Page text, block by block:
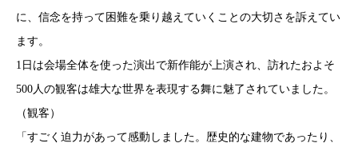
に、信念を持って困難を乗り越えていくことの大切さを訴えてい
ます。
1日は会場全体を使った演出で新作能が上演され、訪れたおよそ
500人の観客は雄大な世界を表現する舞に魅了されていました。
（観客）
「すごく迫力があって感動しました。歴史的な建物であったり、